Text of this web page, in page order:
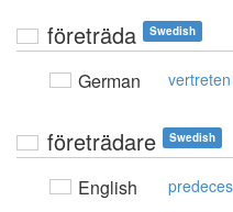
företräda Swedish
German vertreten
företrädare Swedish
English